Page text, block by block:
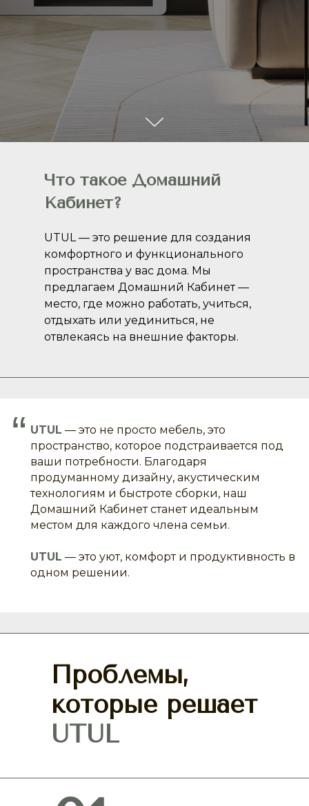
Что такое Домашний
Кабинет?
UTUL — это решение для создания
комфортного и функционального
пространства у вас дома. Мы
предлагаем Домашний Кабинет —
место, где можно работать, учиться,
отдыхать или уединиться, не
отвлекаясь на внешние факторы.
“ UTUL — это не просто мебель, это
пространство, которое подстраивается под
ваши потребности. Благодаря
продуманному дизайну, акустическим
технологиям и быстроте сборки, наш
Домашний Кабинет станет идеальным
местом для каждого члена семьи.
UTUL — это уют, комфорт и продуктивность в
одном решении.
Проблемы,
которые решает
UTUL